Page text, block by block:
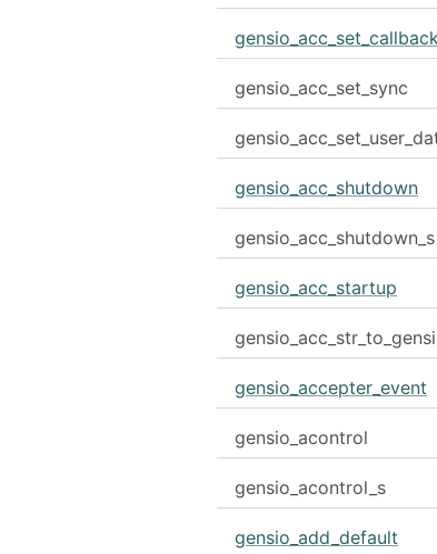
gensio_acc_set_callback
gensio_acc_set_sync
gensio_acc_shutdown
gensio_acc_shutdown_s
gensio_acc_startup
gensio_accepter_event
gensio_acontrol
gensio_acontrol_s
gensio_add_default